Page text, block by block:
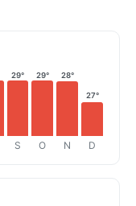
29°
S
29°
O
28°
N
27°
D